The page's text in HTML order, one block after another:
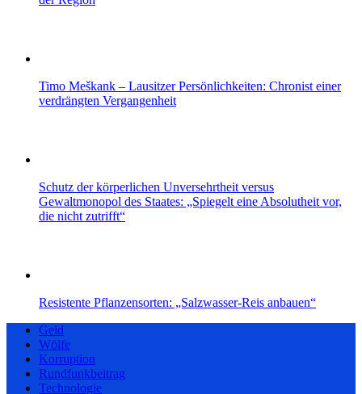
Timo Meškank – Lausitzer Persönlichkeiten: Chronist einer
verdrängten Vergangenheit
Schutz der körperlichen Unversehrtheit versus
Gewaltmonopol des Staates: „Spiegelt eine Absolutheit vor,
die nicht zutrifft“
Resistente Pflanzensorten: „Salzwasser-Reis anbauen“
Geld
Wölfe
Korruption
Rundfunkbeitrag
Technologie